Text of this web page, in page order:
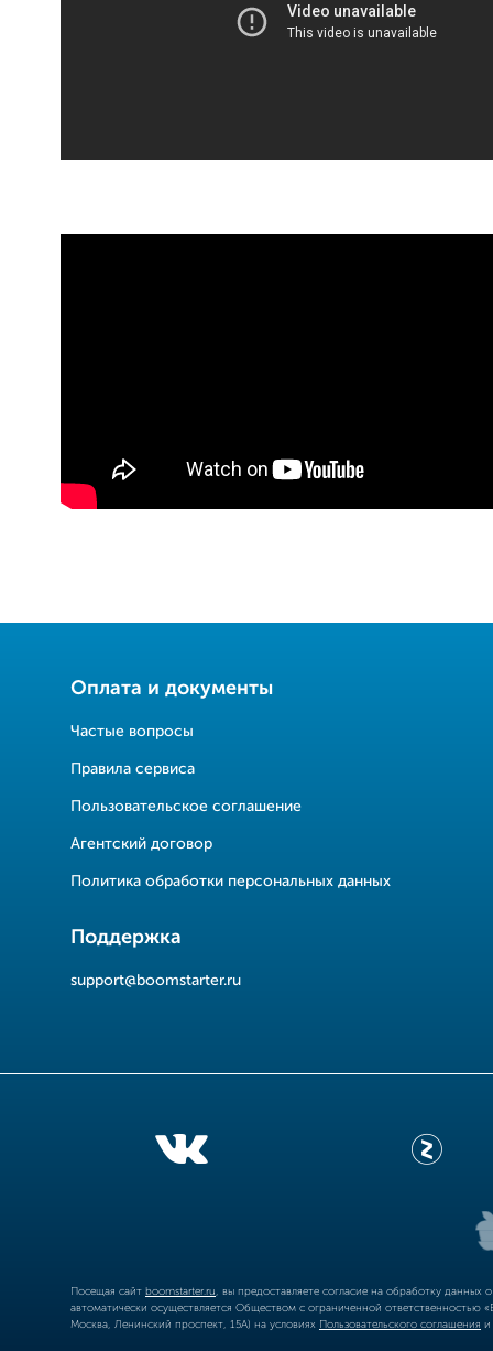
Оплата и документы
Частые вопросы
Правила сервиса
Пользовательское соглашение
Агентский договор
Политика обработки персональных данных
Поддержка
support@boomstarter.ru
Посещая сайт boomstarter.ru , вы предоставляете согласие на обработку
автоматически осуществляется Обществом с ограниченной
Москва, Ленинский проспект, 15А) на условиях Пользовательского соглашения и